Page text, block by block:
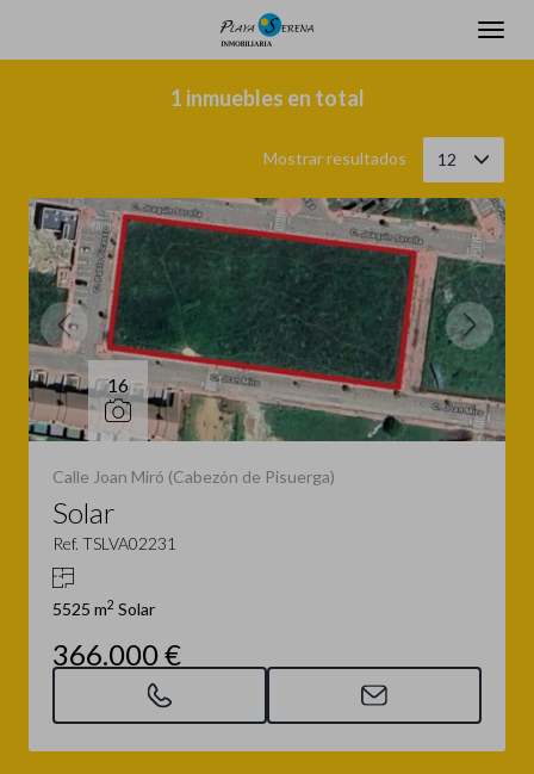
1 inmuebles en total
Mostrar resultados 12
16
Calle Joan Miró (Cabezón de Pisuerga)
Solar
Ref. TSLVA02231
5525 m2 Solar
366.000 €